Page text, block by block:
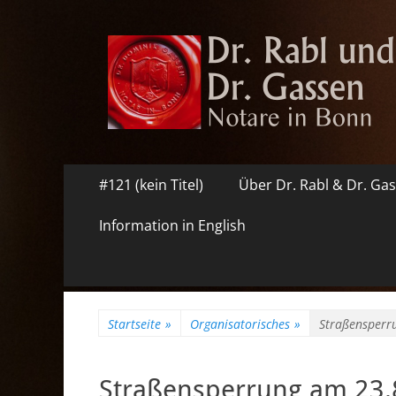
Dr. Rabl und Dr.
Notare in Bonn
Primäres
Inhalt
springen
#121 (kein Titel) Über Dr. Rabl & Dr.
Information in English
Startseite » Organisatorisches »
Straßensperrung am